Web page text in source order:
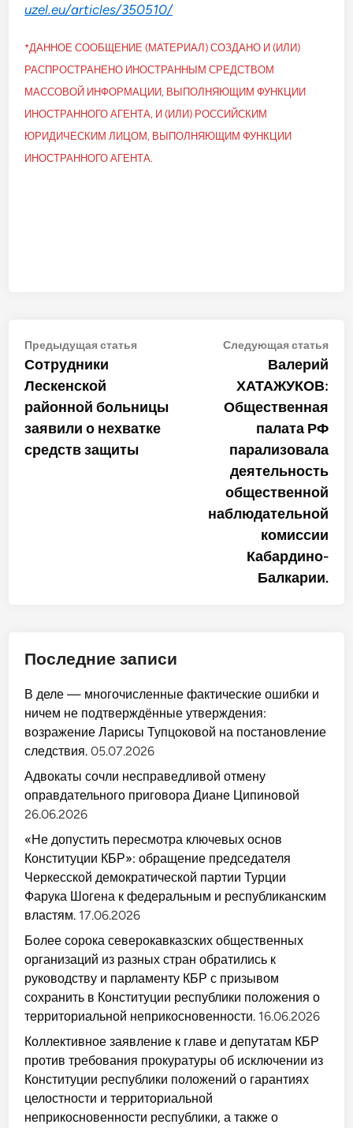
uzel.eu/articles/350510/
*ДАННОЕ СООБЩЕНИЕ (МАТЕРИАЛ) СОЗДАНО И (ИЛИ)
РАСПРОСТРАНЕНО ИНОСТРАННЫМ СРЕДСТВОМ
МАССОВОЙ ИНФОРМАЦИИ, ВЫПОЛНЯЮЩИМ ФУНКЦИИ
ИНОСТРАННОГО АГЕНТА, И (ИЛИ) РОССИЙСКИМ
ЮРИДИЧЕСКИМ ЛИЦОМ, ВЫПОЛНЯЮЩИМ ФУНКЦИИ
ИНОСТРАННОГО АГЕНТА.
Навигация
по
записям
Предыдущая статьяПредыдущая
Сотрудники
Лескенской
районной больницы
заявили о нехватке
средств защиты
Следующая статья
Валерий
ХАТАЖУКОВ:
Общественная
палата РФ
парализовала
деятельность
общественной
наблюдательной
комиссии
Кабардино-
Балкарии.
Последние записи
В деле — многочисленные фактические ошибки и
ничем не подтверждённые утверждения:
возражение Ларисы Тупцоковой на постановление
следствия. 05.07.2026
Адвокаты сочли несправедливой отмену
оправдательного приговора Диане Ципиновой
26.06.2026
«Не допустить пересмотра ключевых основ
Конституции КБР»: обращение председателя
Черкесской демократической партии Турции
Фарука Шогена к федеральным и республиканским
властям. 17.06.2026
Более сорока северокавказских общественных
организаций из разных стран обратились к
руководству и парламенту КБР с призывом
сохранить в Конституции республики положения о
территориальной неприкосновенности. 16.06.2026
Коллективное заявление к главе и депутатам КБР
против требования прокуратуры об исключении из
Конституции республики положений о гарантиях
целостности и территориальной
неприкосновенности республики, а также о